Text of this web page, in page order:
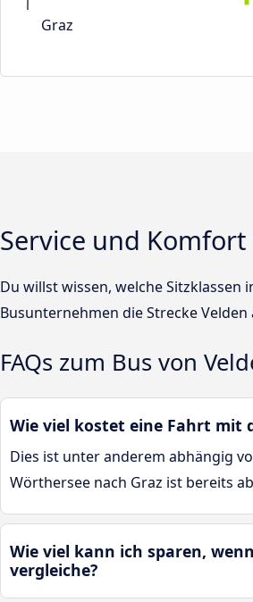
Graz
Service und
Du willst wissen, welche Sitzklassen
Busunternehmen die Strecke
FAQs zum Bus von
Wie viel kostet eine Fahrt mit
Dies ist unter anderem abhängig
Wörthersee nach Graz ist bereits
Wie viel kann ich sparen,
vergleiche?